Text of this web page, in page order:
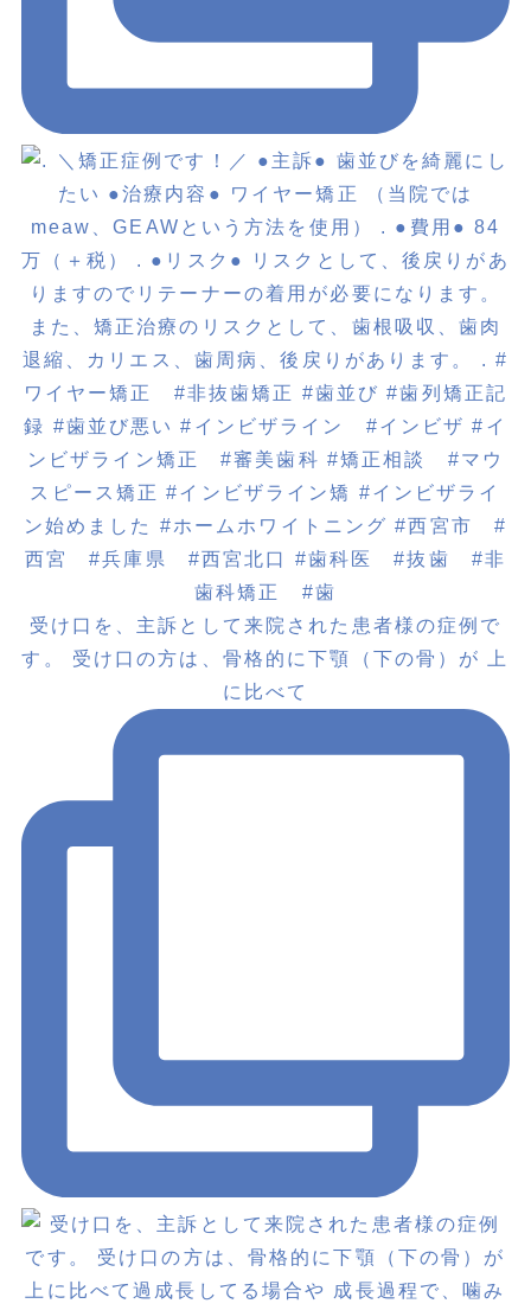
受け口を、主訴として来院された患者様の症例で
す。 受け口の方は、骨格的に下顎（下の骨）が 上
に比べて